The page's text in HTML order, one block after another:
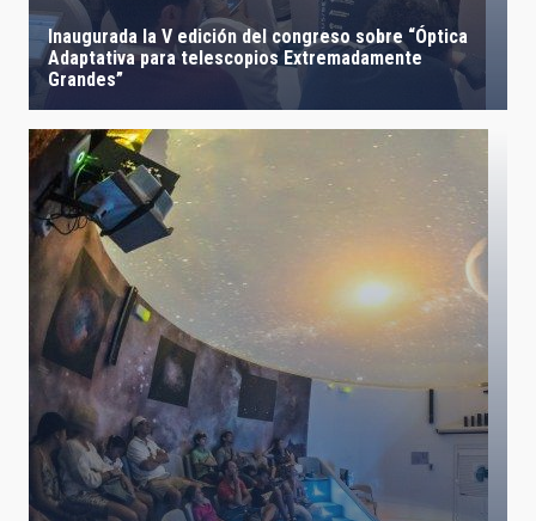
Inaugurada la V edición del congreso sobre “Óptica
Adaptativa para telescopios Extremadamente
Grandes”